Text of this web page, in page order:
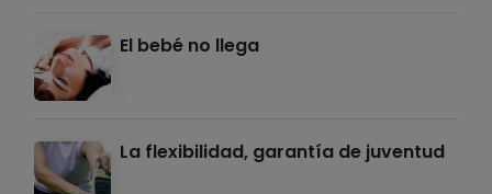
El bebé no llega
La flexibilidad, garantía de juventud